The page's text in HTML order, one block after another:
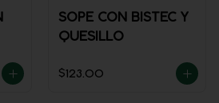
SOPE CON BISTEC Y
QUESILLO
$123.00